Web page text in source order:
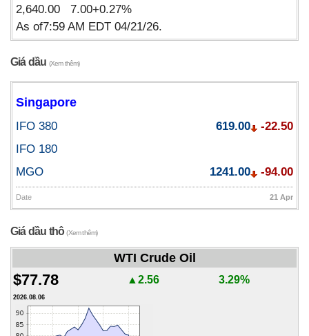
2,640.00 7.00+0.27%
As of7:59 AM EDT 04/21/26.
Giá dầu (Xem thêm)
Singapore
IFO 380 619.00
-22.50
IFO 180
MGO
1241.00 -94.00
Date 21 Apr
Giá dầu thô(Xem thêm)
WTI Crude Oil
$77.78 ▲2.56 3.29%
2026.08.06